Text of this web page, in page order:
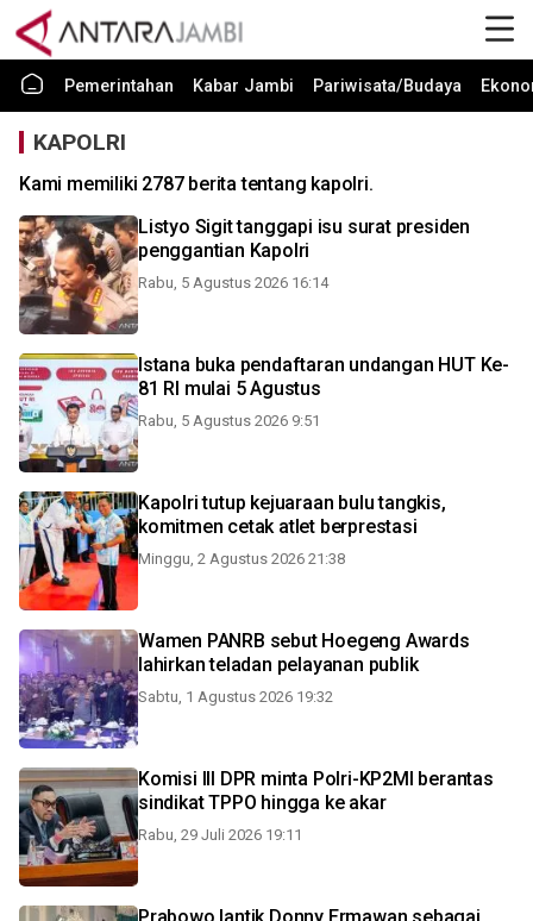
Pemerintahan Kabar Jambi Pariwisata/Budaya
KAPOLRI
Kami memiliki 2787 berita tentang kapolri.
Listyo Sigit tanggapi isu surat presiden
penggantian Kapolri
Rabu, 5 Agustus 2026 16:14
Istana buka pendaftaran undangan HUT Ke-
81 RI mulai 5 Agustus
Rabu, 5 Agustus 2026 9:51
Kapolri tutup kejuaraan bulu tangkis,
komitmen cetak atlet berprestasi
Minggu, 2 Agustus 2026 21:38
Wamen PANRB sebut Hoegeng Awards
lahirkan teladan pelayanan publik
Sabtu, 1 Agustus 2026 19:32
Komisi III DPR minta Polri-KP2MI berantas
sindikat TPPO hingga ke akar
Rabu, 29 Juli 2026 19:11